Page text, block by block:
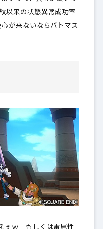
以来の状態異常成功率
が来ないならバトマス
ぇｗ もしくは雷属性